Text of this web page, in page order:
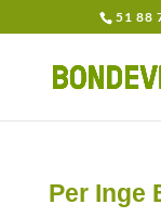
51 88
Per Inge